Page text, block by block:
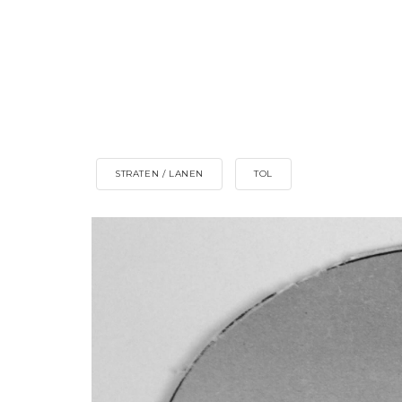
STRATEN / LANEN TOL